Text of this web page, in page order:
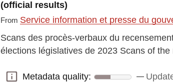
(official results)
From Service information et presse du
Scans des procès-verbaux du
élections législatives de 2023 Scans of
Metadata quality:
Metadata quality: